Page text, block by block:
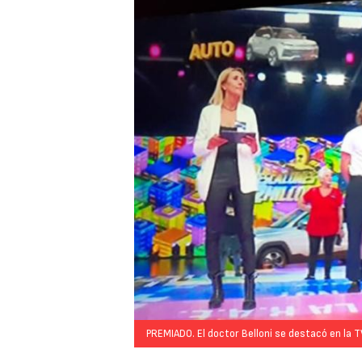
PREMIADO. El doctor Belloni se destacó en la